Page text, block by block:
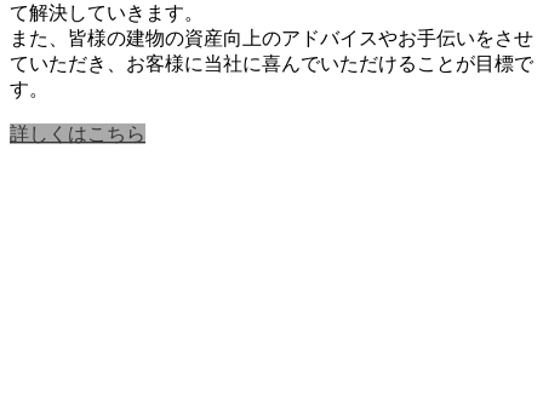
て解決していきます。
また、皆様の建物の資産向上のアドバイスやお手伝いをさせ
ていただき、お客様に当社に喜んでいただけることが目標で
す。
詳しくはこちら